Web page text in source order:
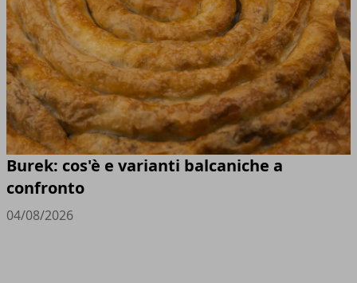
Burek: cos'è e varianti balcaniche a
confronto
04/08/2026